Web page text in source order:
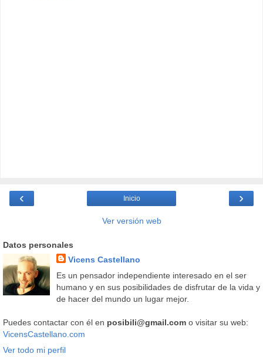
‹ ›
Inicio
Ver versión web
Datos personales
Vicens Castellano
Es un pensador independiente interesado en el ser
humano y en sus posibilidades de disfrutar de la vida y
de hacer del mundo un lugar mejor.
Puedes contactar con él en posibili@gmail.com o visitar su web:
VicensCastellano.com
Ver todo mi perfil